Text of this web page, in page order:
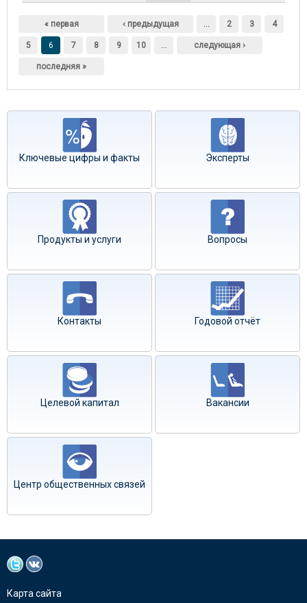
« первая ‹ предыдущая … 2 3 4
5 6 7 8 9 10 … следующая ›
последняя »
Ключевые цифры и факты Эксперты
Продукты и услуги Вопросы
Контакты Годовой отчёт
Целевой капитал Вакансии
Центр общественных связей
Карта сайта